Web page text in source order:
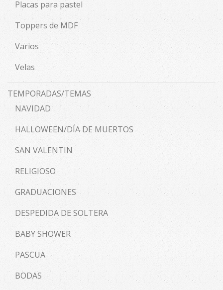
Placas para pastel
Toppers de MDF
Varios
Velas
TEMPORADAS/TEMAS
NAVIDAD
HALLOWEEN/DÍA DE MUERTOS
SAN VALENTIN
RELIGIOSO
GRADUACIONES
DESPEDIDA DE SOLTERA
BABY SHOWER
PASCUA
BODAS